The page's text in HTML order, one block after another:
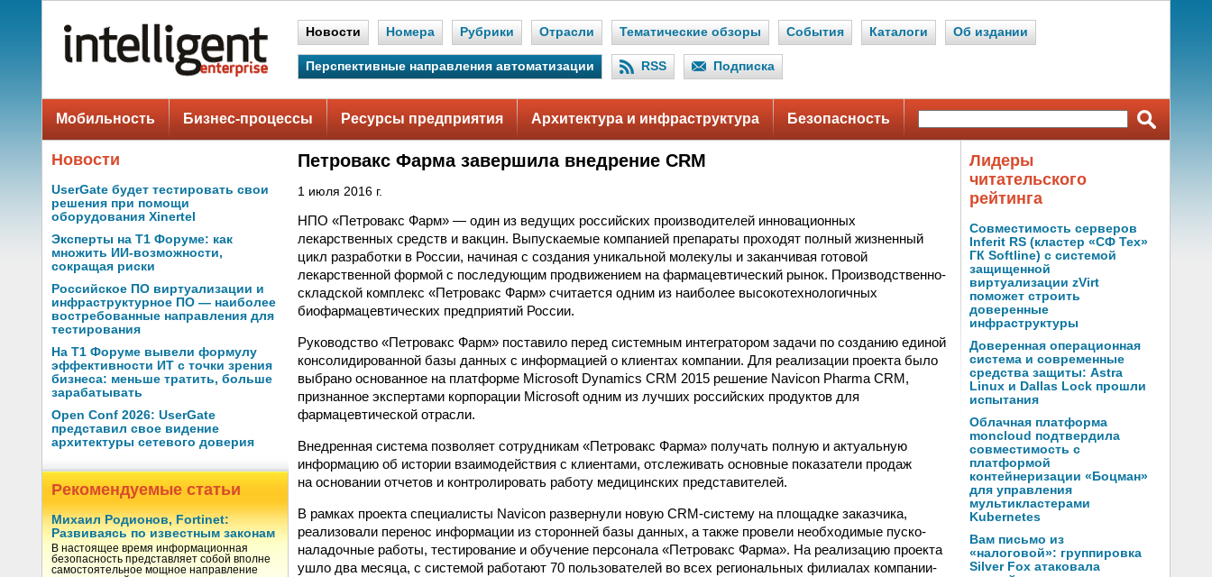
Новости Номера Рубрики Отрасли Тематические обзоры События Каталоги Об издании
Перспективные направления автоматизации RSS Подписка
Мобильность Бизнес-процессы Ресурсы предприятия Архитектура и инфраструктура Безопасность
Новости
UserGate будет тестировать свои
решения при помощи
оборудования Xinertel
Эксперты на Т1 Форуме: как
множить ИИ-возможности,
сокращая риски
Российское ПО виртуализации и
инфраструктурное ПО — наиболее
востребованные направления для
тестирования
На Т1 Форуме вывели формулу
эффективности ИТ с точки зрения
бизнеса: меньше тратить, больше
зарабатывать
Open Conf 2026: UserGate
представил свое видение
архитектуры сетевого доверия
Рекомендуемые статьи
Михаил Родионов, Fortinet:
Развиваясь по известным законам
В настоящее время информационная
безопасность представляет собой вполне
самостоятельное мощное направление
Петровакс Фарма завершила внедрение CRM
1 июля 2016 г.
НПО «Петровакс Фарм» — один из ведущих российских производителей инновационных
лекарственных средств и вакцин. Выпускаемые компанией препараты проходят полный жизненный
цикл разработки в России, начиная с создания уникальной молекулы и заканчивая готовой
лекарственной формой с последующим продвижением на фармацевтический рынок. Производственно-
складской комплекс «Петровакс Фарм» считается одним из наиболее высокотехнологичных
биофармацевтических предприятий России.
Руководство «Петровакс Фарм» поставило перед системным интегратором задачи по созданию единой
консолидированной базы данных с информацией о клиентах компании. Для реализации проекта было
выбрано основанное на платформе Microsoft Dynamics CRM 2015 решение Navicon Pharma CRM,
признанное экспертами корпорации Microsoft одним из лучших российских продуктов для
фармацевтической отрасли.
Внедренная система позволяет сотрудникам «Петровакс Фарма» получать полную и актуальную
информацию об истории взаимодействия с клиентами, отслеживать основные показатели продаж
на основании отчетов и контролировать работу медицинских представителей.
В рамках проекта специалисты Navicon развернули новую CRM-систему на площадке заказчика,
реализовали перенос информации из сторонней базы данных, а также провели необходимые пуско-
наладочные работы, тестирование и обучение персонала «Петровакс Фарма». На реализацию проекта
ушло два месяца, с системой работают 70 пользователей во всех региональных филиалах компании-
Лидеры
читательского
рейтинга
Совместимость серверов
Inferit RS (кластер «СФ Тех»
ГК Softline) с системой
защищенной
виртуализации zVirt
поможет строить
доверенные
инфраструктуры
Доверенная операционная
система и современные
средства защиты: Astra
Linux и Dallas Lock прошли
испытания
Облачная платформа
moncloud подтвердила
совместимость с
платформой
контейнеризации «Боцман»
для управления
мультикластерами
Kubernetes
Вам письмо из
«налоговой»: группировка
Silver Fox атаковала